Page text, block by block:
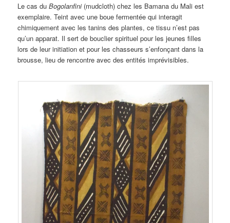
Le cas duBogolanfini(mudcloth) chez les Bamana du Mali est
exemplaire. Teint avec une boue fermentée qui interagit
chimiquement avec les tanins des plantes, ce tissu n’est pas
qu’un apparat. Il sert de bouclier spirituel pour les jeunes filles
lors de leur initiation et pour les chasseurs s’enfonçant dans la
brousse, lieu de rencontre avec des entités imprévisibles.